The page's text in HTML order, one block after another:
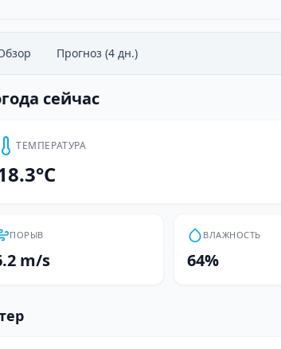
Прогноз (4 дн.)
сейчас
ТЕМПЕРАТУРА
ПОРЫВ
m/s
ВЛАЖНОСТЬ
64%